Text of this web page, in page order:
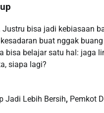
bisa jadi kebiasaan
buat nggak
belajar satu hal: jaga
siapa lagi?
Jadi Lebih Bersih, Pemkot